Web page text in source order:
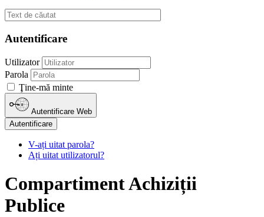
Autentificare
Utilizator
Parola
Ţine-mă minte
Autentificare Web
Autentificare
V-ați uitat parola?
Ați uitat utilizatorul?
Compartiment Achiziții
Publice